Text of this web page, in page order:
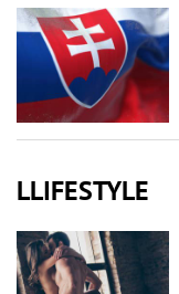
LLIFESTYLE